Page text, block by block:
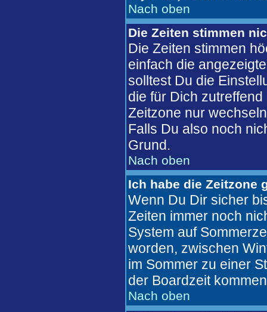
Nach oben
Die Zeiten stimmen
Die Zeiten stimmen
einfach die
solltest Du die
die für Dich
Zeitzone nur
Falls Du also noch
Grund.
Nach oben
Ich habe die Zeitzone
Wenn Du Dir sicher
Zeiten immer noch
System auf
worden, zwischen
im Sommer zu einer
der Boardzeit
Nach oben